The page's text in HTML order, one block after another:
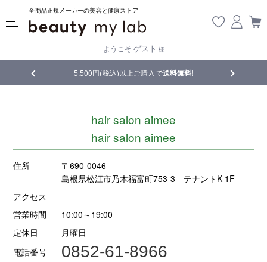
全商品正規メーカーの美容と健康ストア
ようこそ ゲスト 様
5,500円(税込)以上ご購入で送料無料! 【重要】
hair salon aimee
hair salon aimee
住所
〒690-0046
島根県松江市乃木福富町753-3 テナントK 1F
アクセス
営業時間
10:00～19:00
定休日
月曜日
電話番号
0852-61-8966